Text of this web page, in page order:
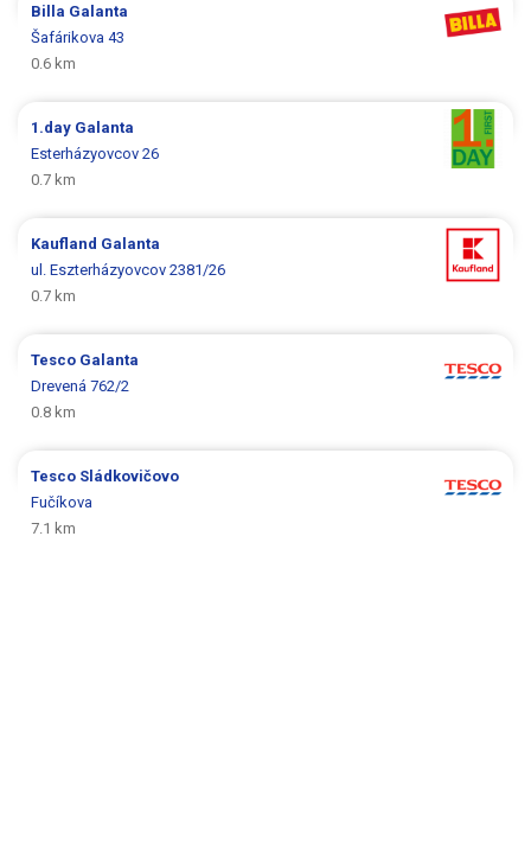
Billa Galanta
Šafárikova 43
0.6 km
1.day Galanta
Esterházyovcov 26
0.7 km
Kaufland Galanta
ul. Eszterházyovcov 2381/26
0.7 km
Tesco Galanta
Drevená 762/2
0.8 km
Tesco Sládkovičovo
Fučíkova
7.1 km